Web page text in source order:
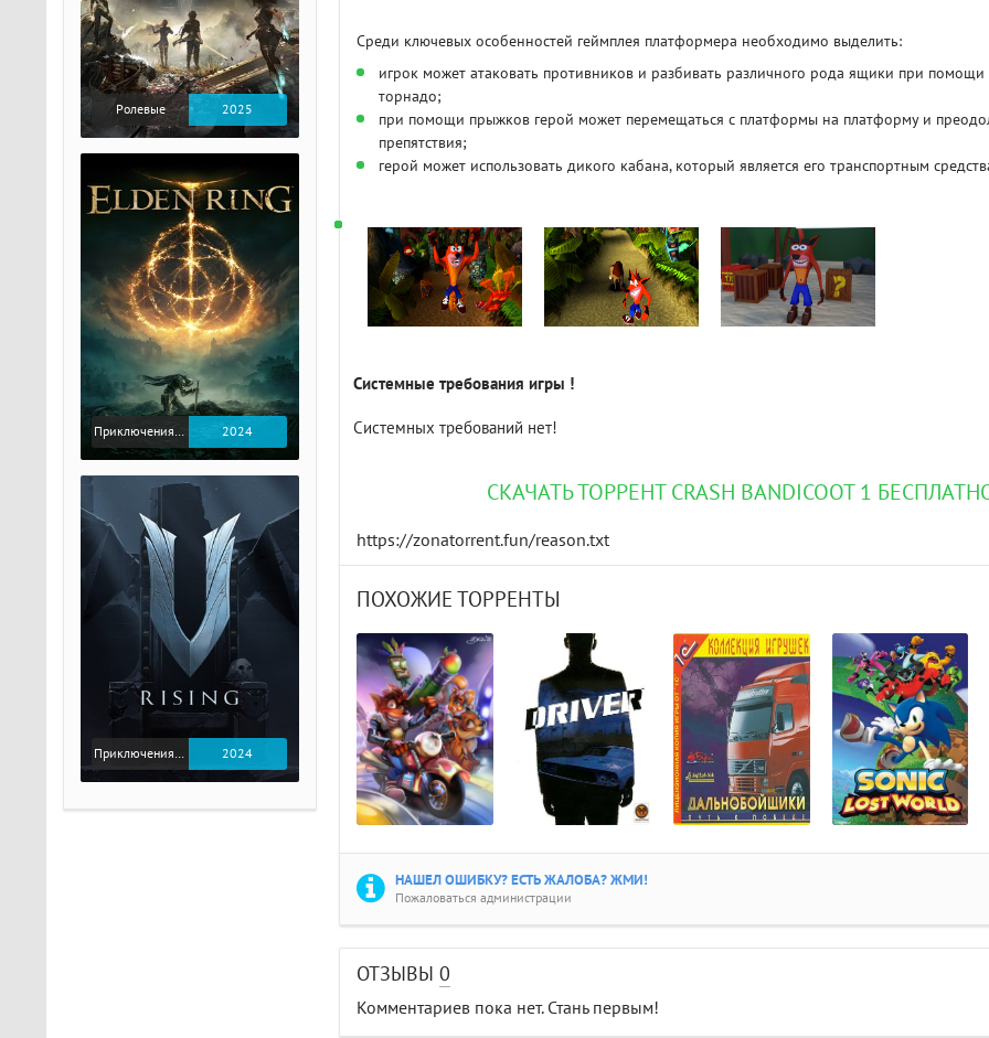
Среди ключевых особенностей геймплея платформера необходимо выделить:
игрок может атаковать противников и разбивать различного рода ящики при
торнадо;
при помощи прыжков герой может перемещаться с платформы на платформу и
препятствия;
герой может использовать дикого кабана, который является его транспортным
Системные требования игры !
Системных требований нет!
СКАЧАТЬ ТОРРЕНТ CRASH BANDICOOT 1
https://zonatorrent.fun/reason.txt
ПОХОЖИЕ ТОРРЕНТЫ
НАШЕЛ ОШИБКУ? ЕСТЬ ЖАЛОБА? ЖМИ!
Пожаловаться администрации
ОТЗЫВЫ 0
Комментариев пока нет. Стань первым!
Ролевые 2025
Приключения / Экшен / Ролевые 2024
Приключения / Экшен 2024
3.1/ 5.0 4 Гб